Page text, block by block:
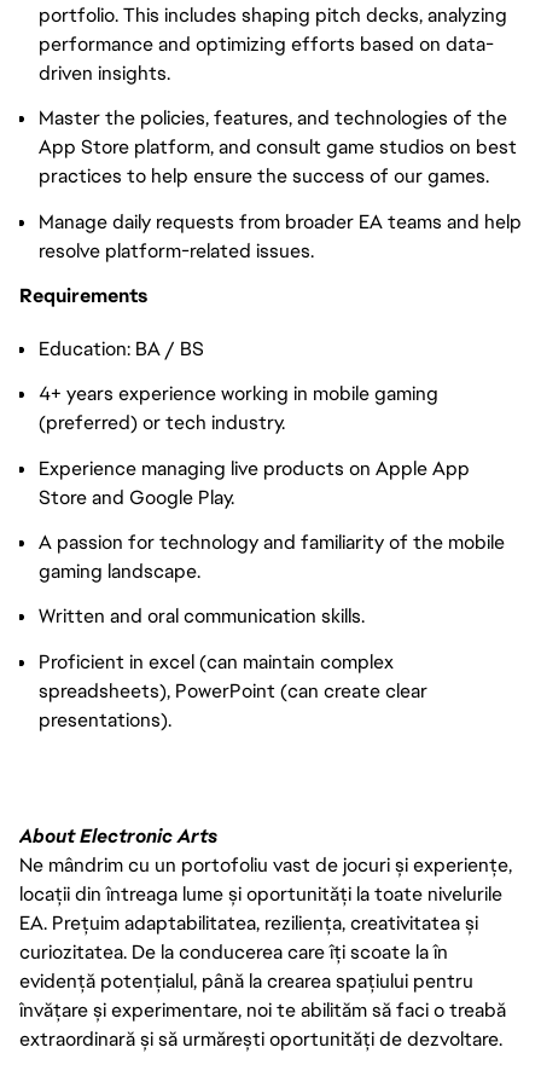
portfolio. This includes shaping pitch decks, analyzing
performance and optimizing efforts based on data-
driven insights.
Master the policies, features, and technologies of the
App Store platform, and consult game studios on best
practices to help ensure the success of our games.
Manage daily requests from broader EA teams and help
resolve platform-related issues.
Requirements
Education: BA / BS
4+ years experience working in mobile gaming
(preferred) or tech industry.
Experience managing live products on Apple App
Store and Google Play.
A passion for technology and familiarity of the mobile
gaming landscape.
Written and oral communication skills.
Proficient in excel (can maintain complex
spreadsheets), PowerPoint (can create clear
presentations).
About Electronic Arts
Ne mândrim cu un portofoliu vast de jocuri și experiențe,
locații din întreaga lume și oportunități la toate nivelurile
EA. Prețuim adaptabilitatea, reziliența, creativitatea și
curiozitatea. De la conducerea care îți scoate la în
evidență potențialul, până la crearea spațiului pentru
învățare și experimentare, noi te abilităm să faci o treabă
extraordinară și să urmărești oportunități de dezvoltare.